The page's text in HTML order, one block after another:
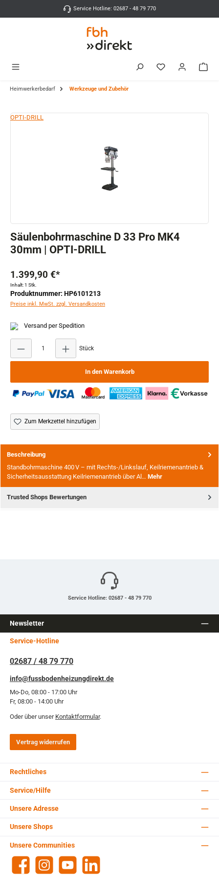
Zum Hauptinhalt springen Service Hotline: 02687 - 48 79 770
Heimwerkerbedarf Werkzeuge und Zubehör
OPTI-DRILL
Bildergalerie überspringen
Säulenbohrmaschine D 33 Pro MK4
30mm | OPTI-DRILL
1.399,90 €*
Inhalt:1 Stk.
Produktnummer: HP6101213
Preise inkl. MwSt. zzgl. Versandkosten
Versand per Spedition
Stück
In den Warenkorb
Zum Merkzettel hinzufügen
Beschreibung
Standbohrmaschine 400 V – mit Rechts-/Linkslauf, Keilriemenantrieb &
Sicherheitsausstattung Keilriemenantrieb über Al… Mehr
Trusted Shops Bewertungen
Service Hotline: 02687 - 48 79 770
Newsletter
Service-Hotline
02687 / 48 79 770
info@fussbodenheizungdirekt.de
Mo-Do, 08:00 - 17:00 Uhr
Fr, 08:00 - 14:00 Uhr
Oder über unser Kontaktformular.
Vertrag widerrufen
Rechtliches
Service/Hilfe
Unsere Adresse
Unsere Communities
Facebook Instagram YouTube
Unsere Shops